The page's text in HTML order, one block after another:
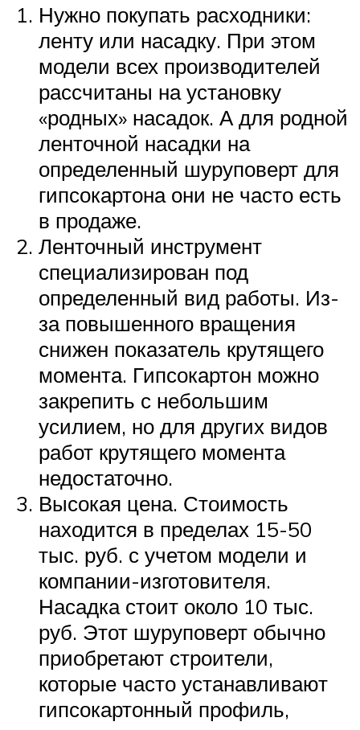
Нужно покупать расходники:
ленту или насадку. При этом
модели всех производителей
рассчитаны на установку
«родных» насадок. А для родной
ленточной насадки на
определенный шуруповерт для
гипсокартона они не часто есть
в продаже.
Ленточный инструмент
специализирован под
определенный вид работы. Из-
за повышенного вращения
снижен показатель крутящего
момента. Гипсокартон можно
закрепить с небольшим
усилием, но для других видов
работ крутящего момента
недостаточно.
Высокая цена. Стоимость
находится в пределах 15-50
тыс. руб. с учетом модели и
компании-изготовителя.
Насадка стоит около 10 тыс.
руб. Этот шуруповерт обычно
приобретают строители,
которые часто устанавливают
гипсокартонный профиль,